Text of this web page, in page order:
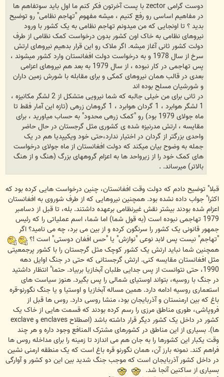
دوست گرامی zector با پست آخرتون فکر کنم ما اول باید سوتفاهم ها
در مفاهیم اساسی رو رفع کنیم ، میشه مفهوم "تهاجم نظامی" رو توضیح
بدید ؟ تا اونجایی که من میدونم تهاجم نظامی به یک کشور با ورود
نیروهای نظامی به خاک اون کشور بدون درخواست کمک نظامی از طرف
دولت کشور ثانی آغاز میشه. اگر ملاک رو این قرار بدهیم نیروهای ارتش
سرخ از سال 1978 و به درخواست دولت افغانستان وارد کشور میشوند ،
پس تهاجمی در کار نبوده ، از سال 1979 به بعد هم نیروهای اعزامی
بعدی در قالب همان نیروهای کمکی و برای مقابله با شورش زمین داران
و شورشیان مسلح بوده اند
در ثانی برای من خیلی جالبه که شما نیرویی متشکل از 2 لشگر مکانیزه ،
1 لشگر هوابرد ، 1 گردان هوابرد ، 1 گروهان زرهی (تازه این آمار فقط تا
ماه جولای 1979 بود) رو "کمک زرهی محدود" به حساب میاورید ، برای
مقایسه ، ارتش مدرنیزه شده ی کشوری مثل گرجستان در حال حاضر
واحدی بزرگتر از گردان در اختیار ندارد،حتی خود ویکیپدیا هم در یک
جمله به وضوح بیان میکند که دولت افغانستان از ماه جولای درخواست
های کمک خود را از زیرواحد ها به اعزام گروههای بزرگ (هنگ و از هنگ
بالاتر) میرساند. .
قبلا" توضیح دادم که دولت وقت افغانستان، چنین درخواست هایی کرده بود که
اکثرا" جواب داده نشده بود. همچنین نیروهایی که از طرف شوروی به افغانستان
اعزام شده بودند بیشتر نقش غیرنظامی برعهده داشتند. بله، تا قبل از دسامبر
1979 تهاجمی نبوده است (به قول شما) اما شما، اسم عملیاتی را که رئیس
جمهور قانونی یک کشور را سرنگون کرده و از بین می برد، چه می نامید؟ اگر
"تهاجم" نیست پس لابد نوعی "نوازش" یا "حس افغان دوستی" است !؟
همچنین شما نباید ارتش یک کشور کوچک مثل گرجستان را با کشور پرجمعیتی
مثل افغانستان مقایسه کنی. ارتش گرجستانی که حتی در جنگ اوایل دهه
1990، حتی نتوانست از پس جدایی طلبان آبخازیا بربیاد. حتما" انتظار داشتید
در جنگ با روسیه، بتواند اوستیای شمالی را پس بگیرد. هنوز سیاست های
استعماری روسیه ادامه دارد. همین مساله آبخازیا و اوستیا و یا جنگ نگورنو-قره
باغ که بین ارمنستان و آذربایجان بود، منشا روسی دارد. روس ها قبل از
فروپاشی، طوری مناطق مرزی را رسم کرده بودند که قسمت هایی از خاک یک
کشور در داخل یک کشور دیگر قرار داشته باشد (اصطلاح enclaves و exclave
ها). بسیاری از این مناطق در کشورهای مشترک المنافع وجود داره و هر چند
وقت یکبار این کشورها را به جان هم می اندازد تا زمینه را برای مداخله روس ها
فراهم کند. نمونه بارز آن، همان نگورنو قره باغ است که یک منطقه ارمنی نشین
در داخل کشور آذربایجان است که موجب جنگ شدید بین این دو کشور و آوارگی
بسیاری از ساکنین آنجا شد.